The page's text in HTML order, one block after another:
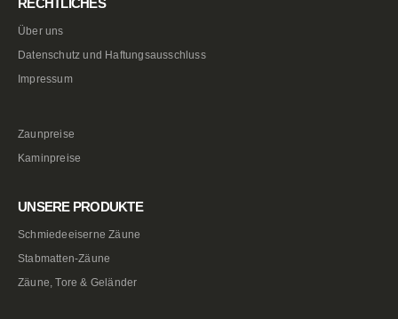
RECHTLICHES
Über uns
Datenschutz und Haftungsausschluss
Impressum
Zaunpreise
Kaminpreise
UNSERE PRODUKTE
Schmiedeeiserne Zäune
Stabmatten-Zäune
Zäune, Tore & Geländer